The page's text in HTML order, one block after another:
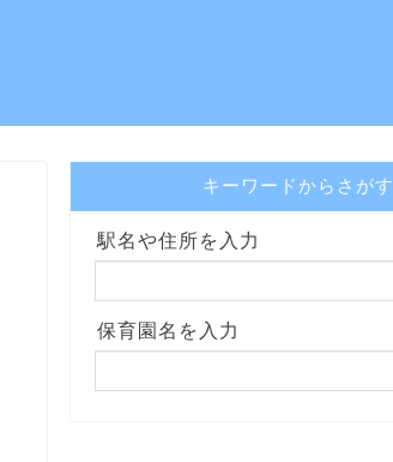
キーワードからさがす
駅名や住所を入力
保育園名を入力